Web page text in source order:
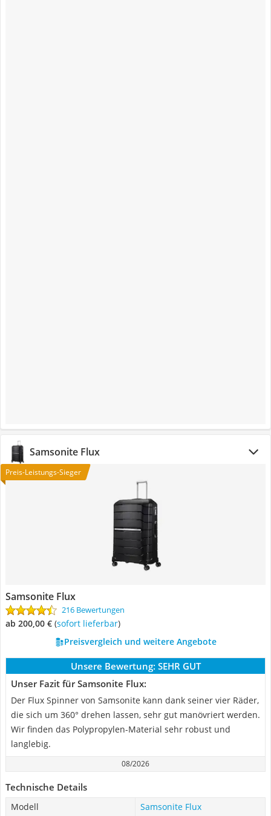
Samsonite Flux
Preis-Leistungs-Sieger
Samsonite Flux
216 Bewertungen
ab 200,00 € ( Sofort lieferbar)
Preisvergleich und weitere Angebote
Unsere Bewertung: SEHR GUT
Unser Fazit für Samsonite Flux:
Der Flux Spinner von Samsonite kann dank seiner vier Räder,
die sich um 360° drehen lassen, sehr gut manövriert werden.
Wir finden das Polypropylen-Material sehr robust und
langlebig.
08/2026
Technische Details
Modell Samsonite Flux